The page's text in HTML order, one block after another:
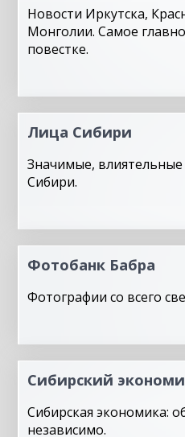
Новости Иркутска,
Монголии. Самое
повестке.
Лица Сибири
Значимые,
Сибири.
Фотобанк Бабра
Фотографии со всего
Сибирский
Сибирская экономика:
независимо.